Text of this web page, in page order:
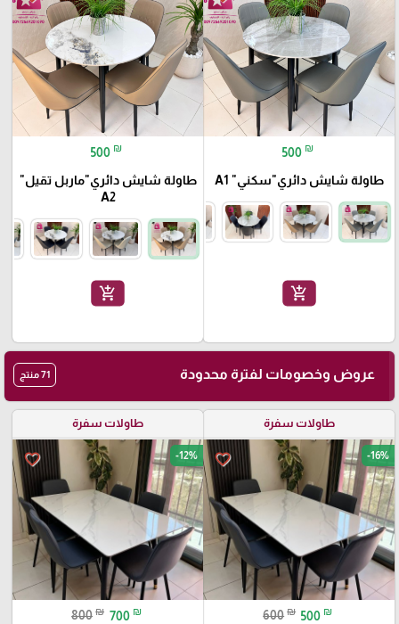
500 ₪
طاولة شايش دائري"سكني" A1
add_shopping_cart
500 ₪
طاولة شايش دائري"ماربل تقيل"
A2
add_shopping_cart
عروض وخصومات لفترة محدودة 71 منتج
طاولات سفرة
favorite_border -16%
600 ₪ 500 ₪
طاولات سفرة
favorite_border -12%
800 ₪ 700 ₪